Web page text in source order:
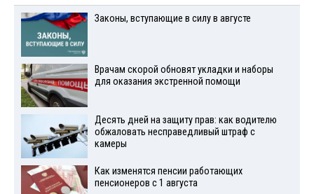
Законы, вступающие в силу в августе
Врачам скорой обновят укладки и наборы
для оказания экстренной помощи
Десять дней на защиту прав: как водителю
обжаловать несправедливый штраф с
камеры
Как изменятся пенсии работающих
пенсионеров с 1 августа